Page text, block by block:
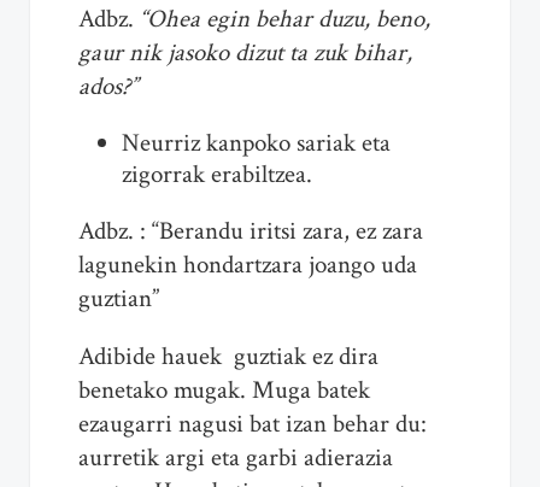
Adbz. “Ohea egin behar duzu, beno,
gaur nik jasoko dizut ta zuk bihar,
ados?”
Neurriz kanpoko sariak eta
zigorrak erabiltzea.
Adbz. : “Berandu iritsi zara, ez zara
lagunekin hondartzara joango uda
guztian”
Adibide hauek guztiak ez dira
benetako mugak. Muga batek
ezaugarri nagusi bat izan behar du:
aurretik argi eta garbi adierazia